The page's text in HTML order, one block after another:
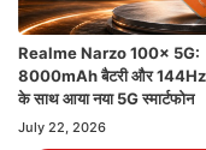
Realme Narzo 100x 5G:
8000mAh बैटरी और 144Hz
के साथ आया नया 5G स्मार्टफोन
July 22, 2026